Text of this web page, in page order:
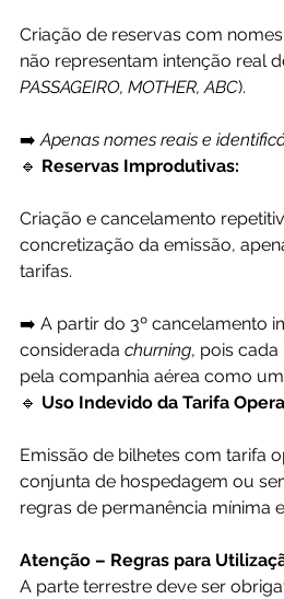
Criação de reservas com
não representam intenção real
PASSAGEIRO, MOTHER, ABC).
➡️ Apenas nomes reais e
🔹 Reservas Improdutivas:
Criação e cancelamento
concretização da emissão,
tarifas.
➡️ A partir do 3º cancelamento
considerada churning, pois
pela companhia aérea como
🔹 Uso Indevido da Tarifa
Emissão de bilhetes com tarifa
conjunta de hospedagem ou
regras de permanência mínima
Atenção – Regras para
A parte terrestre deve ser